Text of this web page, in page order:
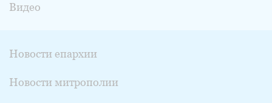
Видео
Новости епархии
Новости митрополии